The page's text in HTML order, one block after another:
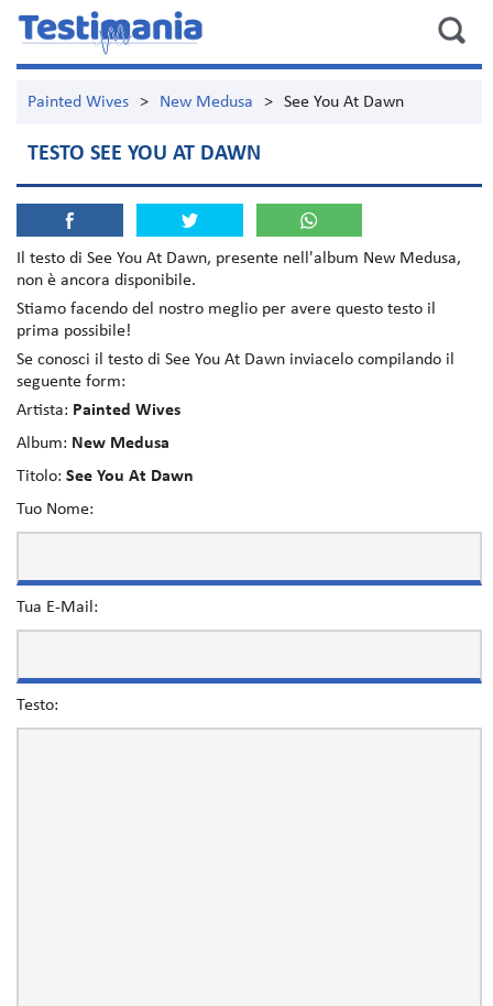
Painted Wives > New Medusa > See You At Dawn
TESTO SEE YOU AT DAWN
Il testo di See You At Dawn, presente nell'album New Medusa,
non è ancora disponibile.
Stiamo facendo del nostro meglio per avere questo testo il
prima possibile!
Se conosci il testo di See You At Dawn inviacelo compilando il
seguente form:
Artista: Painted Wives
Album: New Medusa
Titolo: See You At Dawn
Tuo Nome:
Tua E-Mail:
Testo: